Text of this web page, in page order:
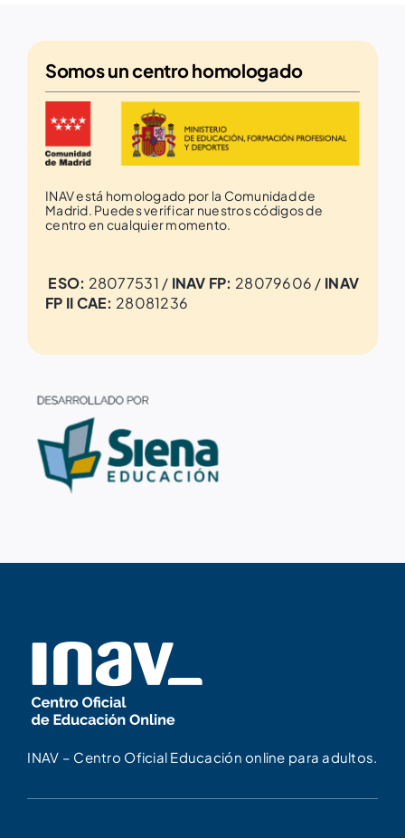
Somos uncentro homologado
INAV está homologado por la Comunidad de
Madrid. Puedes verificar nuestros códigos de
centro en cualquier momento.
ESO: 28077531 / INAV FP: 28079606 / INAV
FP II CAE: 28081236
INAV – Centro Oficial Educación online para adultos.